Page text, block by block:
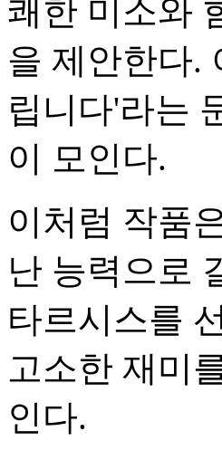
쾌한 미소와
을 제안한다.
립니다'라는
이 모인다.
이처럼 작품
난 능력으로
타르시스를
고소한 재미
인다.